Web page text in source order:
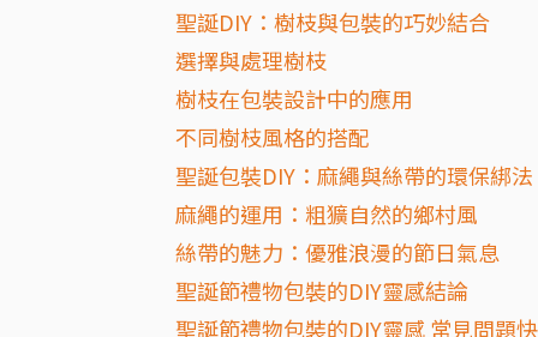
聖誕DIY：樹枝與包裝的巧妙結合
選擇與處理樹枝
樹枝在包裝設計中的應用
不同樹枝風格的搭配
聖誕包裝DIY：麻繩與絲帶的環保綁法
麻繩的運用：粗獷自然的鄉村風
絲帶的魅力：優雅浪漫的節日氣息
聖誕節禮物包裝的DIY靈感結論
聖誕節禮物包裝的DIY靈感 常見問題